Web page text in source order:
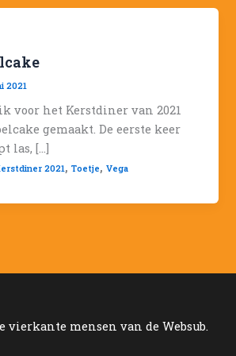
2021
voor het Kerstdiner van 2021
gemaakt. De eerste keer
las, […]
2021,Toetje,Vega
vierkante mensen van de Websub.